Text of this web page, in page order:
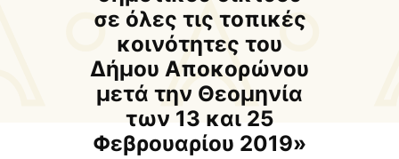
Δ.Ε. Αρμένων
Δ.Ε. Ασή Γωνιάς
Δ.Ε. Βάμου
Δ.Ε. Γεωργιουπόλεως
Δ.Ε. Κρυονερίδας
Τουριστική Προβολή
Πολιτιστικές Διαδρομές
σε όλες τις τοπικές
κοινότητες του
Δήμου Αποκορώνου
μετά την Θεομηνία
των 13 και 25
Φεβρουαρίου 2019»